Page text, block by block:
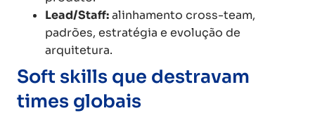
Lead/Staff:alinhamento cross-team,
padrões, estratégia e evolução de
arquitetura.
Soft skills que destravam
times globais